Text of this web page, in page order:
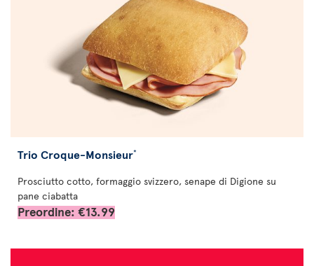
Trio Croque-Monsieur*
Prosciutto cotto, formaggio svizzero, senape di Digione su
pane ciabatta
Preordine: €13.99